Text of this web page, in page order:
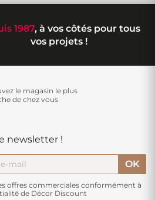
aux normes de
couvrir rapidement de
1987, à vos côtés pour tous
vos projets !
le magasin le plus
de chez vous
newsletter !
offres commerciales conformément à
de Décor Discount